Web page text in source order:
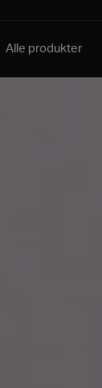
Alle produkter